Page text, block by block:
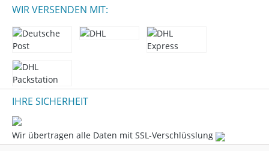
WIR VERSENDEN MIT:
IHRE SICHERHEIT
Wir übertragen alle Daten mit SSL-Verschlüsslung